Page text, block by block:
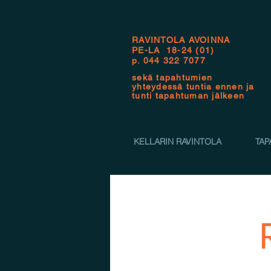
RAVINTOLA AVOINNA
PE-LA 18-24 (01)
p. 044 322 7077
sekä tapahtumien
yhteydessä tuntia ennen ja
tunti tapahtuman jälkeen
KELLARIN RAVINTOLA